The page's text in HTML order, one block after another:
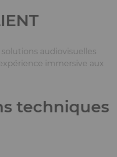
audiovisuelles
immersive aux
techniques